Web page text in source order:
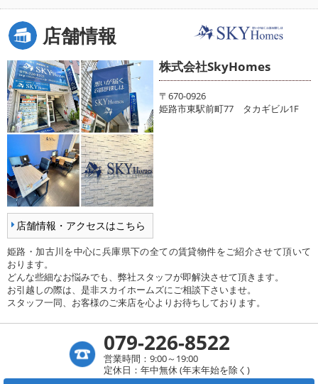
店舗情報
店舗情報・アクセスはこちら
株式会社SkyHomes
〒670-0926
姫路市東駅前町77 タカギビル1F
姫路・加古川を中心に兵庫県下の全ての賃貸物件をご紹介させて頂いて
おります。
どんな些細なお悩みでも、弊社スタッフが即解決させて頂きます。
お引越しの際は、是非スカイホームズにご相談下さいませ。
スタッフ一同、お客様のご来店を心よりお待ちしております。
079-226-8522
営業時間：9:00～19:00
定休日：年中無休 (年末年始を除く)